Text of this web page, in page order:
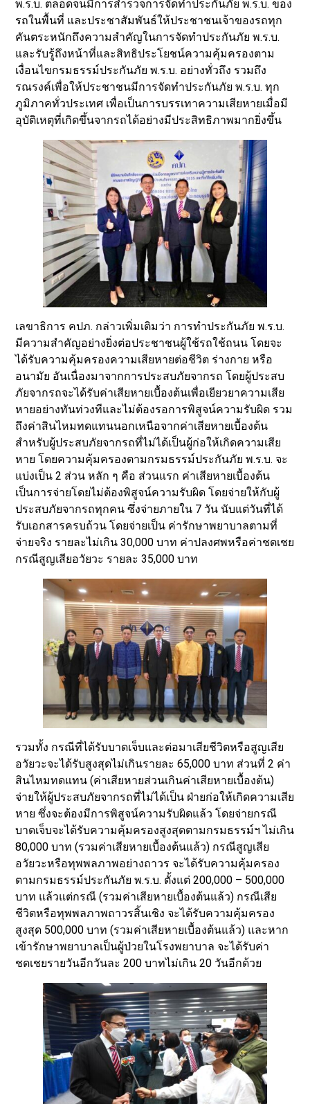
พ.ร.บ. ตลอดจนมีการสำรวจการจัดทำประกันภัย พ.ร.บ. ของ
รถในพื้นที่ และประชาสัมพันธ์ให้ประชาชนเจ้าของรถทุก
คันตระหนักถึงความสำคัญในการจัดทำประกันภัย พ.ร.บ.
และรับรู้ถึงหน้าที่และสิทธิประโยชน์ความคุ้มครองตาม
เงื่อนไขกรมธรรม์ประกันภัย พ.ร.บ. อย่างทั่วถึง รวมถึง
รณรงค์เพื่อให้ประชาชนมีการจัดทำประกันภัย พ.ร.บ. ทุก
ภูมิภาคทั่วประเทศ เพื่อเป็นการบรรเทาความเสียหายเมื่อมี
อุบัติเหตุที่เกิดขึ้นจากรถได้อย่างมีประสิทธิภาพมากยิ่งขึ้น
เลขาธิการ คปภ. กล่าวเพิ่มเติมว่า การทำประกันภัย พ.ร.บ.
มีความสำคัญอย่างยิ่งต่อประชาชนผู้ใช้รถใช้ถนน โดยจะ
ได้รับความคุ้มครองความเสียหายต่อชีวิต ร่างกาย หรือ
อนามัย อันเนื่องมาจากการประสบภัยจากรถ โดยผู้ประสบ
ภัยจากรถจะได้รับค่าเสียหายเบื้องต้นเพื่อเยียวยาความเสีย
หายอย่างทันท่วงทีและไม่ต้องรอการพิสูจน์ความรับผิด รวม
ถึงค่าสินไหมทดแทนนอกเหนือจากค่าเสียหายเบื้องต้น
สำหรับผู้ประสบภัยจากรถที่ไม่ได้เป็นผู้ก่อให้เกิดความเสีย
หาย โดยความคุ้มครองตามกรมธรรม์ประกันภัย พ.ร.บ. จะ
แบ่งเป็น 2 ส่วน หลัก ๆ คือ ส่วนแรก ค่าเสียหายเบื้องต้น
เป็นการจ่ายโดยไม่ต้องพิสูจน์ความรับผิด โดยจ่ายให้กับผู้
ประสบภัยจากรถทุกคน ซึ่งจ่ายภายใน 7 วัน นับแต่วันที่ได้
รับเอกสารครบถ้วน โดยจ่ายเป็น ค่ารักษาพยาบาลตามที่
จ่ายจริง รายละไม่เกิน 30,000 บาท ค่าปลงศพหรือค่าชดเชย
กรณีสูญเสียอวัยวะ รายละ 35,000 บาท
รวมทั้ง กรณีที่ได้รับบาดเจ็บและต่อมาเสียชีวิตหรือสูญเสีย
อวัยวะจะได้รับสูงสุดไม่เกินรายละ 65,000 บาท ส่วนที่ 2 ค่า
สินไหมทดแทน (ค่าเสียหายส่วนเกินค่าเสียหายเบื้องต้น)
จ่ายให้ผู้ประสบภัยจากรถที่ไม่ได้เป็น ฝ่ายก่อให้เกิดความเสีย
หาย ซึ่งจะต้องมีการพิสูจน์ความรับผิดแล้ว โดยจ่ายกรณี
บาดเจ็บจะได้รับความคุ้มครองสูงสุดตามกรมธรรม์ฯ ไม่เกิน
80,000 บาท (รวมค่าเสียหายเบื้องต้นแล้ว) กรณีสูญเสีย
อวัยวะหรือทุพพลภาพอย่างถาวร จะได้รับความคุ้มครอง
ตามกรมธรรม์ประกันภัย พ.ร.บ. ตั้งแต่ 200,000 – 500,000
บาท แล้วแต่กรณี (รวมค่าเสียหายเบื้องต้นแล้ว) กรณีเสีย
ชีวิตหรือทุพพลภาพถาวรสิ้นเชิง จะได้รับความคุ้มครอง
สูงสุด 500,000 บาท (รวมค่าเสียหายเบื้องต้นแล้ว) และหาก
เข้ารักษาพยาบาลเป็นผู้ป่วยในโรงพยาบาล จะได้รับค่า
ชดเชยรายวันอีกวันละ 200 บาทไม่เกิน 20 วันอีกด้วย